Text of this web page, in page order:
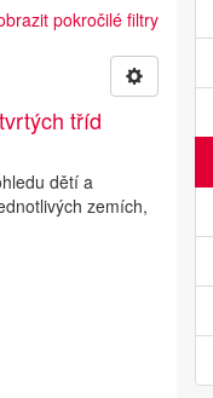
pokročilé filtry
tříd
dětí a
zemích,